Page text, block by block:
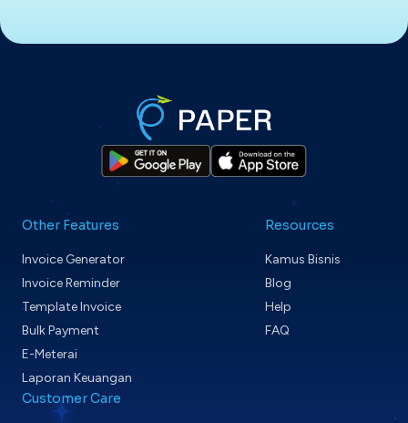
Other Features
Invoice Generator
Invoice Reminder
Template Invoice
Bulk Payment
E-Meterai
Laporan Keuangan
Resources
Kamus Bisnis
Blog
Help
FAQ
Customer Care